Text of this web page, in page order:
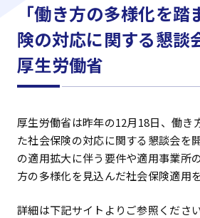
「働き方の多様化を
険の対応に関する懇談
厚生労働省
厚生労働省は昨年の12月18日、働き
た社会保険の対応に関する懇談会を
の適用拡大に伴う要件や適用事業所
方の多様化を見込んだ社会保険適用
詳細は下記サイトよりご参照ください